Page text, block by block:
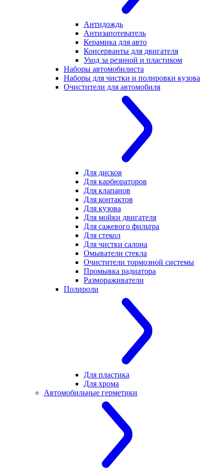
Антидождь
Антизапотеватель
Керамика для авто
Консерванты для двигателя
Уход за резиной и пластиком
Наборы автомобилиста
Наборы для чистки и полировки кузова
Очистители для автомобиля
Для дисков
Для карбюраторов
Для клапанов
Для контактов
Для кузова
Для мойки двигателя
Для сажевого фильтра
Для стекол
Для чистки салона
Омыватели стекла
Очистители тормозной системы
Промывка радиатора
Размораживатели
Полироли
Для пластика
Для хрома
Автомобильные герметики